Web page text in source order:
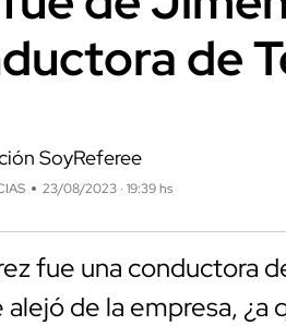
de
SoyReferee
23/08/2023 · 19:39 hs
fue una conductora
alejó de la empresa,